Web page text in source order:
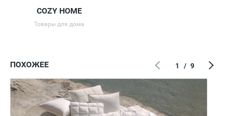
COZY HOME
Товары для дома
ПОХОЖЕЕ 1 / 9